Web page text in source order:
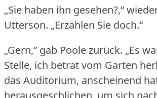
„Sie haben ihn gesehen?,“
Utterson. „Erzählen Sie doch.“
„Gern,“ gab Poole zurück. „Es
Stelle, ich betrat vom Garten
das Auditorium, anscheinend
herausgeschlichen, um sich